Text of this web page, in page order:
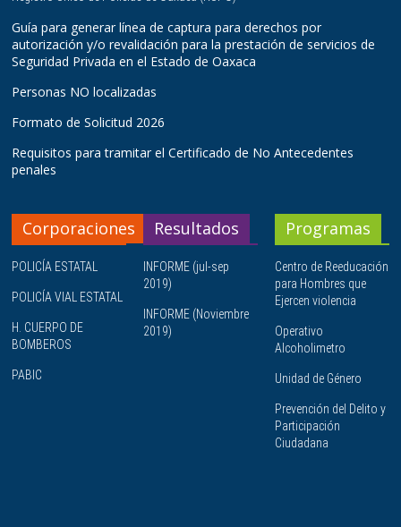
Guía para generar línea de captura para derechos por
autorización y/o revalidación para la prestación de servicios de
Seguridad Privada en el Estado de Oaxaca
Personas NO localizadas
Formato de Solicitud 2026
Requisitos para tramitar el Certificado de No Antecedentes
penales
Corporaciones
POLICÍA ESTATAL
POLICÍA VIAL ESTATAL
H. CUERPO DE
BOMBEROS
PABIC
Resultados
INFORME (jul-sep
2019)
INFORME (Noviembre
2019)
Programas
Centro de Reeducación
para Hombres que
Ejercen violencia
Operativo
Alcoholimetro
Unidad de Género
Prevención del Delito y
Participación
Ciudadana